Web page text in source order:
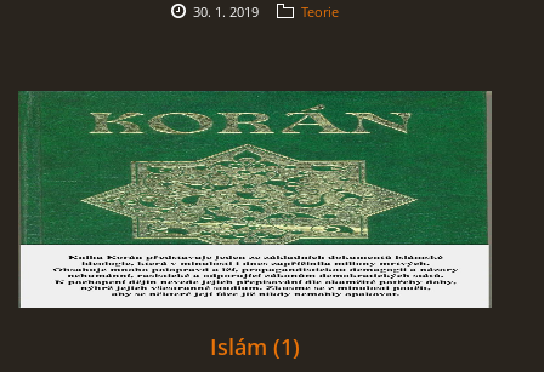
30. 1. 2019 Teorie
Islám (1)